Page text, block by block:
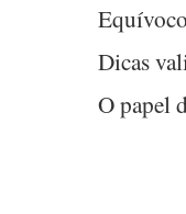
Dicas
O papel